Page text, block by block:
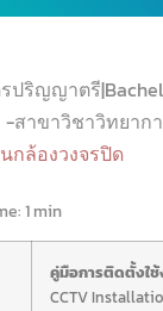
ปริญญาตรี
-สาขาวิชาวิทยาก
กล้องวงจรปิด
1 min
คู่มือการติดตั้งใ
CCTV